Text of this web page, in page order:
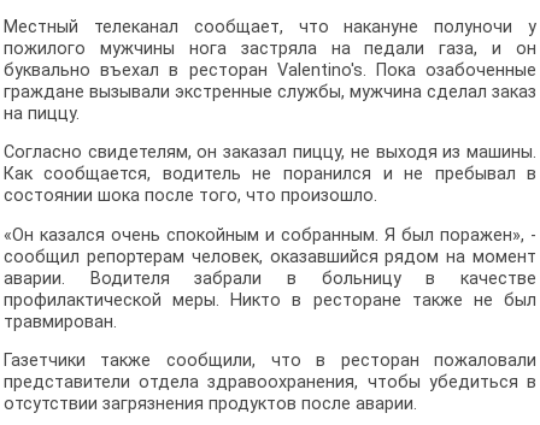
Местный телеканал сообщает, что накануне полуночи у
пожилого мужчины нога застряла на педали газа, и он
буквально въехал в ресторан Valentino's. Пока озабоченные
граждане вызывали экстренные службы, мужчина сделал заказ
на пиццу.
Согласно свидетелям, он заказал пиццу, не выходя из машины.
Как сообщается, водитель не поранился и не пребывал в
состоянии шока после того, что произошло.
«Он казался очень спокойным и собранным. Я был поражен», -
сообщил репортерам человек, оказавшийся рядом на момент
аварии. Водителя забрали в больницу в качестве
профилактической меры. Никто в ресторане также не был
травмирован.
Газетчики также сообщили, что в ресторан пожаловали
представители отдела здравоохранения, чтобы убедиться в
отсутствии загрязнения продуктов после аварии.